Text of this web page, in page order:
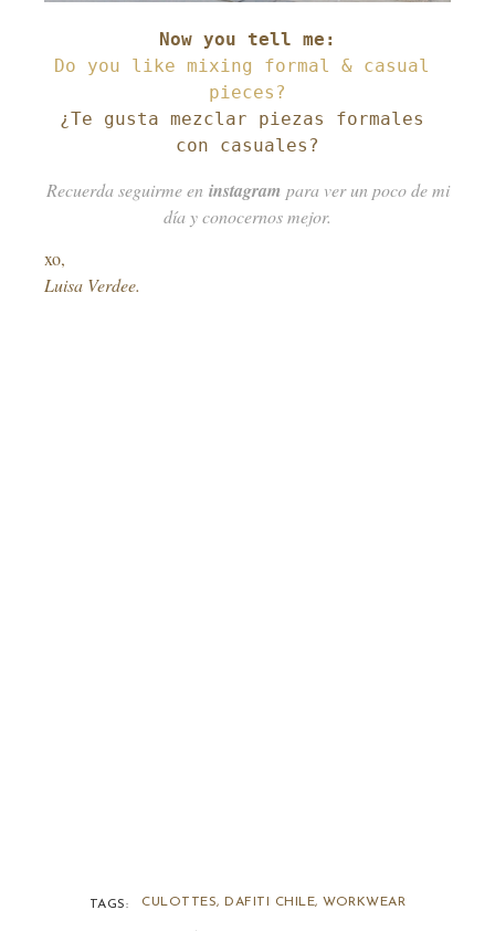
Do you like mixing formal & casual
¿Te gusta mezclar piezas formales
con casuales?
Recuerda seguirme en instagram para ver un poco de mi
día y conocernos mejor.
xo,
Luisa Verdee.
TAGS: CULOTTES, DAFITI CHILE,WORKWEAR